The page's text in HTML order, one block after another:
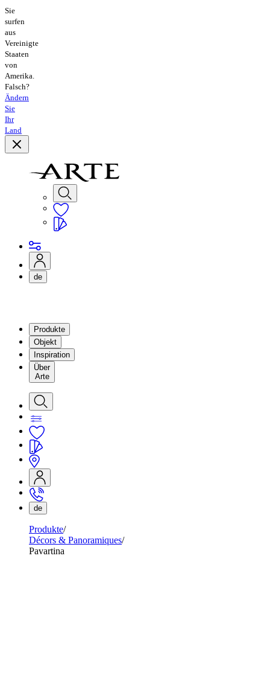
Sie
surfen
aus
Vereinigte
Staaten
von
Amerika.
Falsch?
Ändern
Sie
Ihr
Land
de
Produkte
Objekt
Inspiration
Über
Arte
de
Produkte
Décors & Panoramiques
Pavartina